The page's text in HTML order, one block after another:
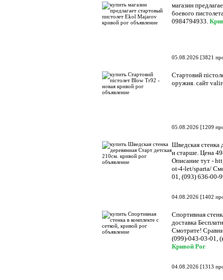
магазин
боевого
0984794933.
05.08.2026 [3821
Стартовий
оружия. сайт
05.08.2026 [1209
Шведская стенка
и старше. Цена
Описание тут -
ot-4-let/sparta/
01, (093) 636-00-
04.08.2026 [1402
Спортивная
доставка
Смотрите!
(099)-043-03-01,
Кривой Рог
04.08.2026 [1313